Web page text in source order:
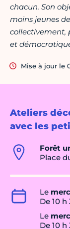
Ateliers
avec les
Forêt
Place
Le
De 10 h
Le
De 10 h
chacun. Son
moins jeunes
collectivement,
et
Mise à jour le